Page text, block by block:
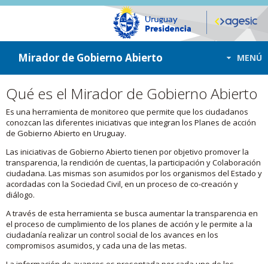
ir a contenido
ir al menú
Mirador de Gobierno Abierto MENÚ
Qué es el Mirador de Gobierno Abierto
Es una herramienta de monitoreo que permite que los ciudadanos
conozcan las diferentes iniciativas que integran los Planes de acción
de Gobierno Abierto en Uruguay.
Las iniciativas de Gobierno Abierto tienen por objetivo promover la
transparencia, la rendición de cuentas, la participación y Colaboración
ciudadana. Las mismas son asumidos por los organismos del Estado y
acordadas con la Sociedad Civil, en un proceso de co-creación y
diálogo.
A través de esta herramienta se busca aumentar la transparencia en
el proceso de cumplimiento de los planes de acción y le permite a la
ciudadanía realizar un control social de los avances en los
compromisos asumidos, y cada una de las metas.